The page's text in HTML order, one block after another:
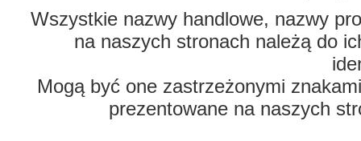
Wszystkie nazwy handlowe, nazwy
na naszych stronach należą do
Mogą być one zastrzeżonymi
prezentowane na naszych